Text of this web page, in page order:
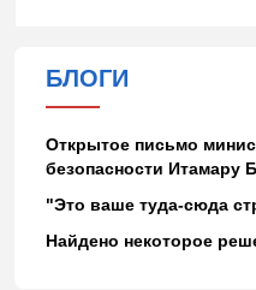
БЛОГИ
Открытое письмо
безопасности Итамару
"Это ваше туда-сюда
Найдено некоторое